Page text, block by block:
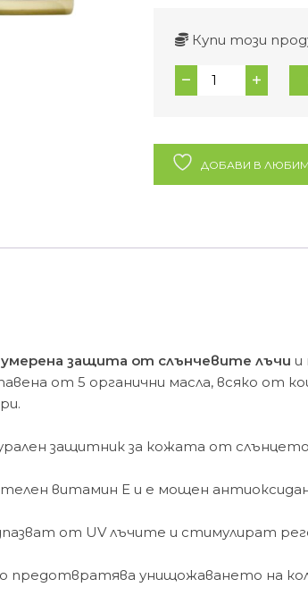
Купи този
количество
за
слънце
и
50
ДОБАВИ В
умерена защита от слънчевите лъчи и
от 5 органични масла, всяко
защитник за кожата от
витамин Е и е мощен
от UV лъчите и стимулират
предотвратява унищожаването на